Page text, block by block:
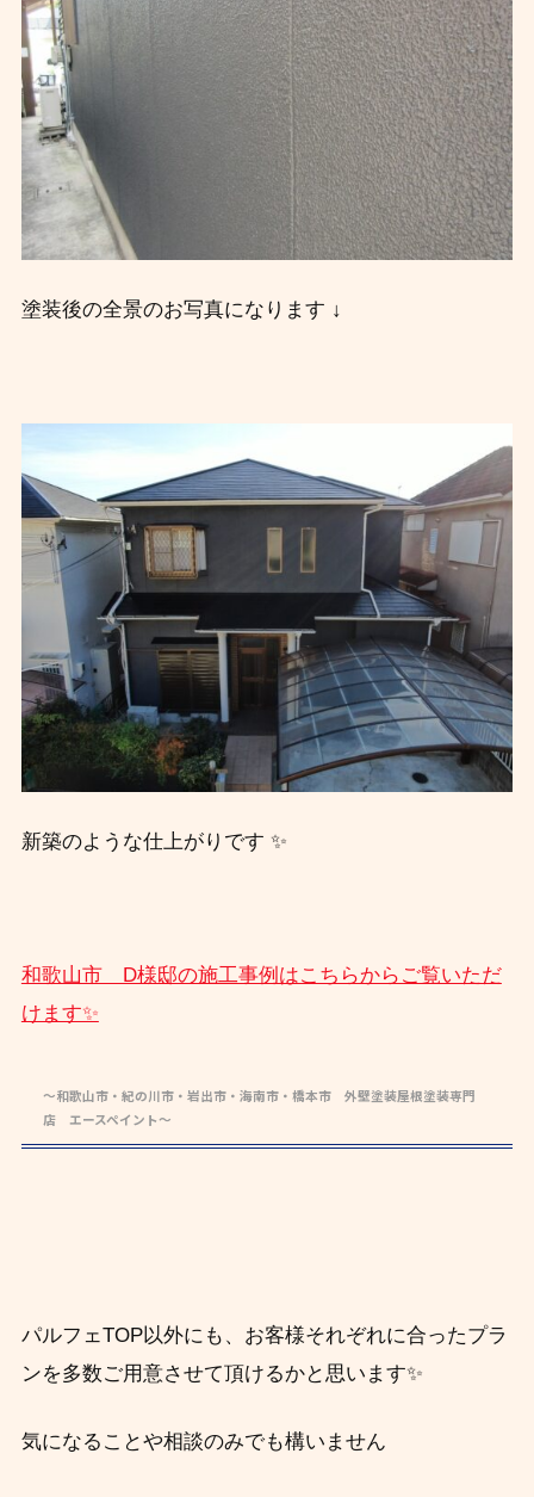
塗装後の全景のお写真になります ↓
新築のような仕上がりです ✨
和歌山市 D様邸の施工事例はこちらからご覧いただ
けます✨
～和歌山市・紀の川市・岩出市・海南市・橋本市 外壁塗装屋根塗装専門
店 エースペイント～
パルフェTOP以外にも、お客様それぞれに合ったプラ
ンを多数ご用意させて頂けるかと思います✨
気になることや相談のみでも構いません